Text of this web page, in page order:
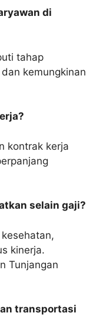
di
tahap
kemungkinan
kontrak kerja
selain gaji?
kinerja.
Tunjangan
transportasi